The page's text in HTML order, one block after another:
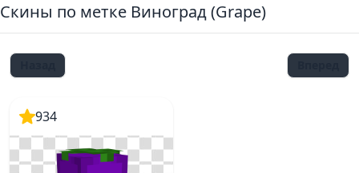
Скины по метке Виноград (Grape)
934